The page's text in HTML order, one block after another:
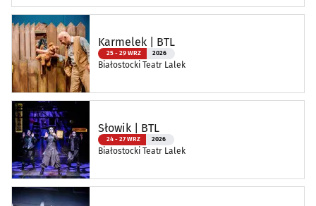
Karmelek | BTL
25 - 29 WRZ 2026
Białostocki Teatr Lalek
Słowik | BTL
24 - 27 WRZ 2026
Białostocki Teatr Lalek